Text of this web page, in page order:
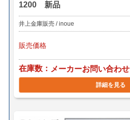
1200 新品
井上金庫販売 / inoue
販売価格
在庫数 メーカーお問い合わせ
詳細を見る